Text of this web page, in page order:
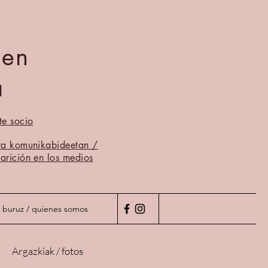
socio
komunikabideetan /
en los medios
buruz / quienes somos
Argazkiak / fotos